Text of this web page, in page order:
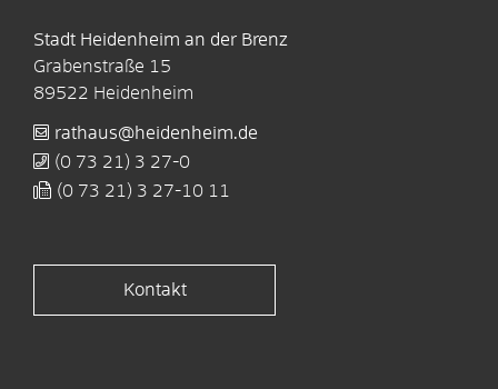
Stadt Heidenheim an der Brenz
Grabenstraße 15
89522 Heidenheim
rathaus@heidenheim.de
(0 73 21) 3 27-0
(0 73 21) 3 27-10 11
Kontakt